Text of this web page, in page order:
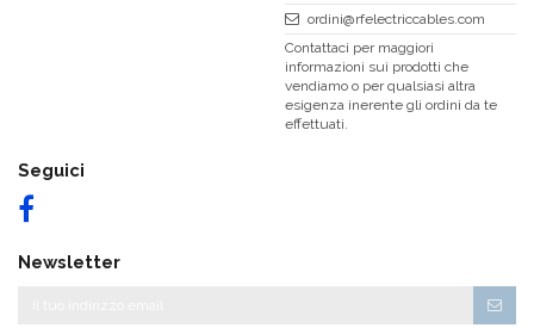
ordini@rfelectriccables.com
Contattaci per maggiori
informazioni sui prodotti che
vendiamo o per qualsiasi altra
esigenza inerente gli ordini da te
effettuati.
Seguici
Newsletter